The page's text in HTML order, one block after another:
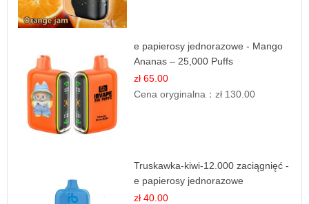
e papierosy jednorazowe - Mango
Ananas – 25,000 Puffs
zł 65.00
Cena oryginalna：zł 130.00
Truskawka-kiwi-12.000 zaciągnięć -
e papierosy jednorazowe
zł 40.00